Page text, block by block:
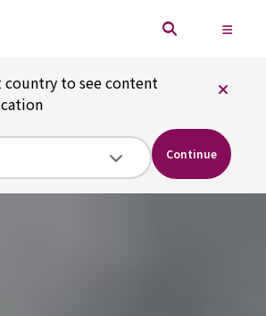
country to see content
Continue